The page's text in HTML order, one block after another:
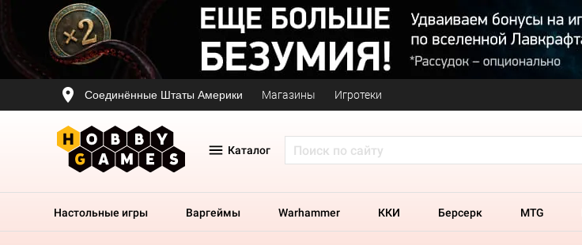
Соединённые Штаты Америки Магазины Игротеки
Каталог
Настольные игры Варгеймы Warhammer ККИ Берсерк MTG